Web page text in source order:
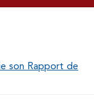
son Rapport de